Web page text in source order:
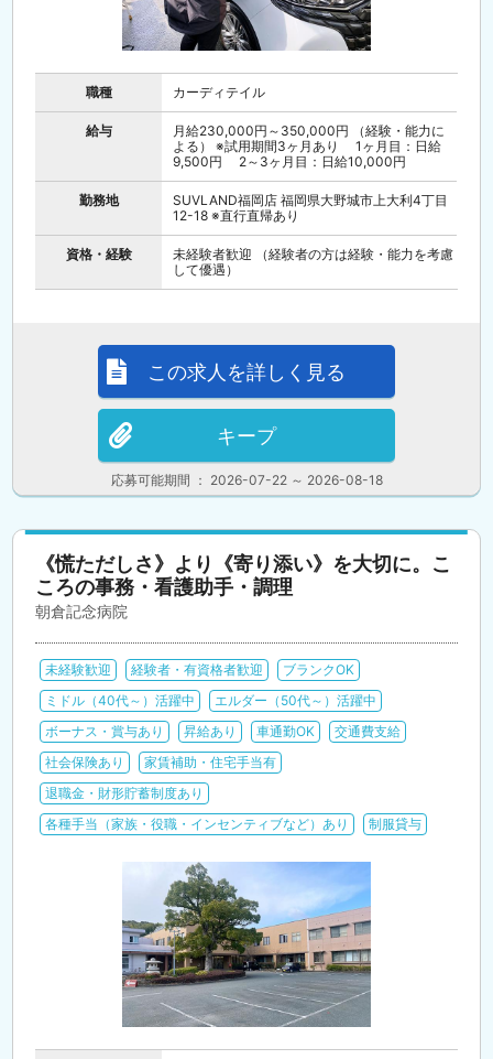
職種 カーディテイル
給与
月給230,000円～350,000円 （経験・能力に
よる） ※試用期間3ヶ月あり 1ヶ月目：日給
9,500円 2～3ヶ月目：日給10,000円
勤務地
SUVLAND福岡店 福岡県大野城市上大利4丁目
12-18 ※直行直帰あり
資格・経験
未経験者歓迎 （経験者の方は経験・能力を考慮
して優遇）
応募可能期間 ： 2026-07-22 ～ 2026-08-18
この求人を詳しく見る
キープ
《慌ただしさ》より《寄り添い》を大切に。こ
ころの事務・看護助手・調理
朝倉記念病院
未経験歓迎 経験者・有資格者歓迎
ブランクOK
ミドル（40代～）活躍中
エルダー（50代～）活躍中
ボーナス・賞与あり
昇給あり 車通勤OK
交通費支給
社会保険あり
家賃補助・住宅手当有
退職金・財形貯蓄制度あり
各種手当（家族・役職・インセンティブなど）あり
制服貸与